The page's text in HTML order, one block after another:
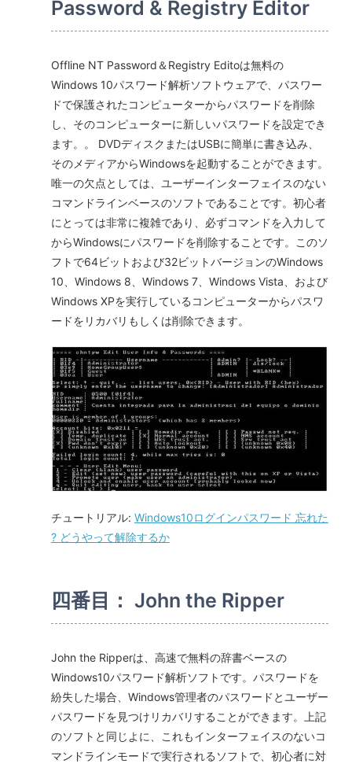
Password & Registry Editor
Offline NT Password＆Registry Editoは無料の
Windows 10パスワード解析ソフトウェアで、パスワー
ドで保護されたコンピューターからパスワードを削除
し、そのコンピューターに新しいパスワードを設定でき
ます。。 DVDディスクまたはUSBに簡単に書き込み、
そのメディアからWindowsを起動することができます。
唯一の欠点としては、ユーザーインターフェイスのない
コマンドラインベースのソフトであることです。初心者
にとっては非常に複雑であり、必ずコマンドを入力して
からWindowsにパスワードを削除することです。このソ
フトで64ビットおよび32ビットバージョンのWindows
10、Windows 8、Windows 7、Windows Vista、および
Windows XPを実行しているコンピューターからパスワ
ードをリカバリもしくは削除できます。
チュートリアル: Windows10ログインパスワード 忘れた
? どうやって解除するか
四番目： John the Ripper
John the Ripperは、高速で無料の辞書ベースの
Windows10パスワード解析ソフトです。パスワードを
紛失した場合、Windows管理者のパスワードとユーザー
パスワードを見つけリカバリすることができます。上記
のソフトと同じよに、これもインターフェイスのないコ
マンドラインモードで実行されるソフトで、初心者に対